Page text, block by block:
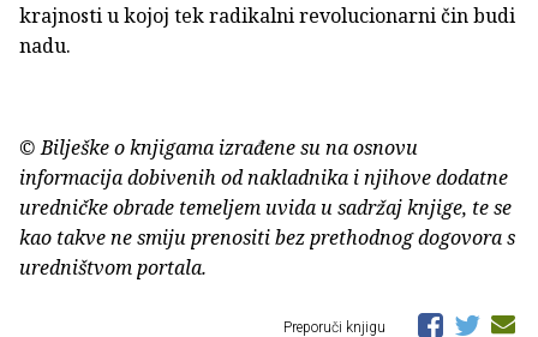
krajnosti u kojoj tek radikalni revolucionarni čin budi
nadu.
© Bilješke o knjigama izrađene su na osnovu
informacija dobivenih od nakladnika i njihove dodatne
uredničke obrade temeljem uvida u sadržaj knjige, te se
kao takve ne smiju prenositi bez prethodnog dogovora s
uredništvom portala.
Preporuči knjigu